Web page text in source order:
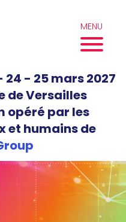
- 25 mars 2027
de Versailles
opéré par les
et humains de
MENU